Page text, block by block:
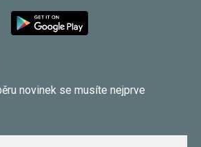
novinek se musíte nejprve